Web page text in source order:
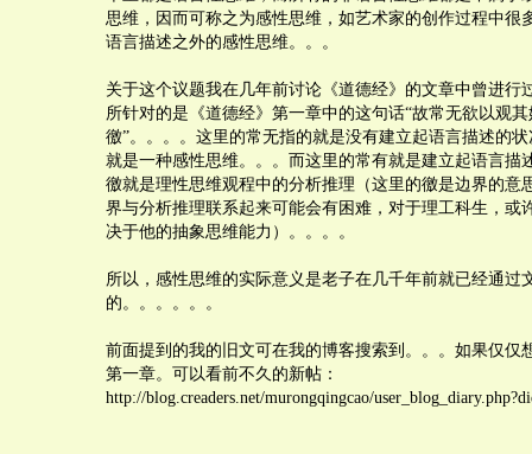
思维，因而可称之为感性思维，如艺术家的创作过程中很
语言描述之外的感性思维。。。
关于这个议题我在几年前讨论《道德经》的文章中曾进行
所针对的是《道德经》第一章中的这句话“故常无欲以观
徼”。。。。这里的常无指的就是没有建立起语言描述的
就是一种感性思维。。。而这里的常有就是建立起语言描
徼就是理性思维观程中的分析推理（这里的徼是边界的意
界与分析推理联系起来可能会有困难，对于理工科生，或
决于他的抽象思维能力）。。。。
所以，感性思维的实际意义是老子在几千年前就已经通过
的。。。。。。
前面提到的我的旧文可在我的博客搜索到。。。如果仅仅
第一章。可以看前不久的新帖：
http://blog.creaders.net/murongqingcao/